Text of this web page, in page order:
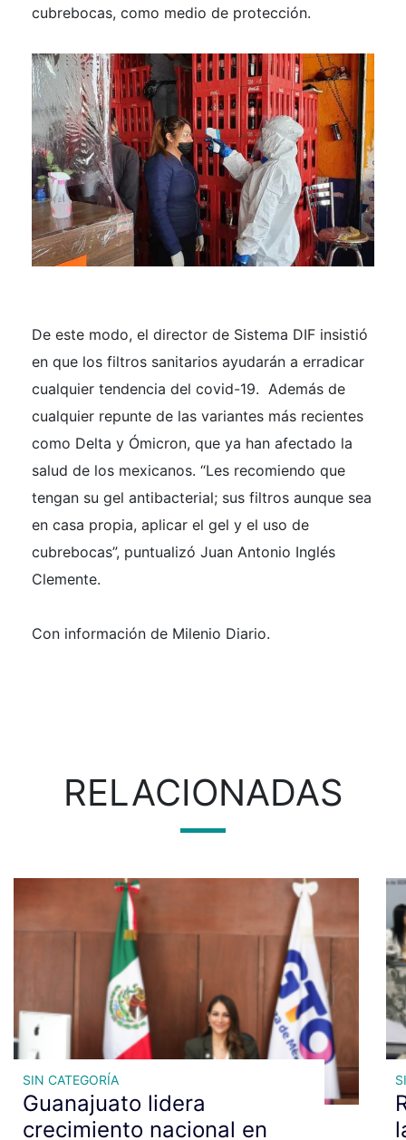
cubrebocas, como medio de protección.
De este modo, el director de Sistema DIF insistió
en que los filtros sanitarios ayudarán a erradicar
cualquier tendencia del covid-19. Además de
cualquier repunte de las variantes más recientes
como Delta y Ómicron, que ya han afectado la
salud de los mexicanos. “Les recomiendo que
tengan su gel antibacterial; sus filtros aunque sea
en casa propia, aplicar el gel y el uso de
cubrebocas”, puntualizó Juan Antonio Inglés
Clemente.
Con información de Milenio Diario.
RELACIONADAS
SIN CATEGORÍA
Guanajuato lidera
crecimiento nacional en